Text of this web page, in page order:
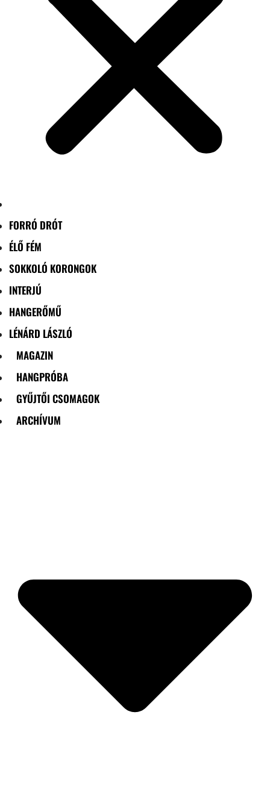
FORRÓ DRÓT
ÉLŐ FÉM
SOKKOLÓ KORONGOK
INTERJÚ
HANGERŐMŰ
LÉNÁRD LÁSZLÓ
MAGAZIN
HANGPRÓBA
GYŰJTŐI CSOMAGOK
ARCHÍVUM